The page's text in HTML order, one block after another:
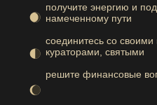
получите энергию и
намеченному пути
соединитесь со
кураторами, святыми
решите финансовые